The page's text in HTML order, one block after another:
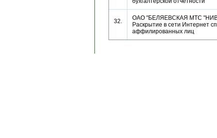
32.
ОАО "БЕЛЯЕВСКАЯ МТС
Раскрытие в сети Интернет
аффилированных лиц